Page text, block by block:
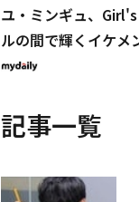
ユ・ミンギュ、
ルの間で輝くイケメ
像公開！
記事一覧